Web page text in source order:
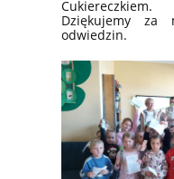
Cukiereczkiem.
Dziękujemy za
odwiedzin.